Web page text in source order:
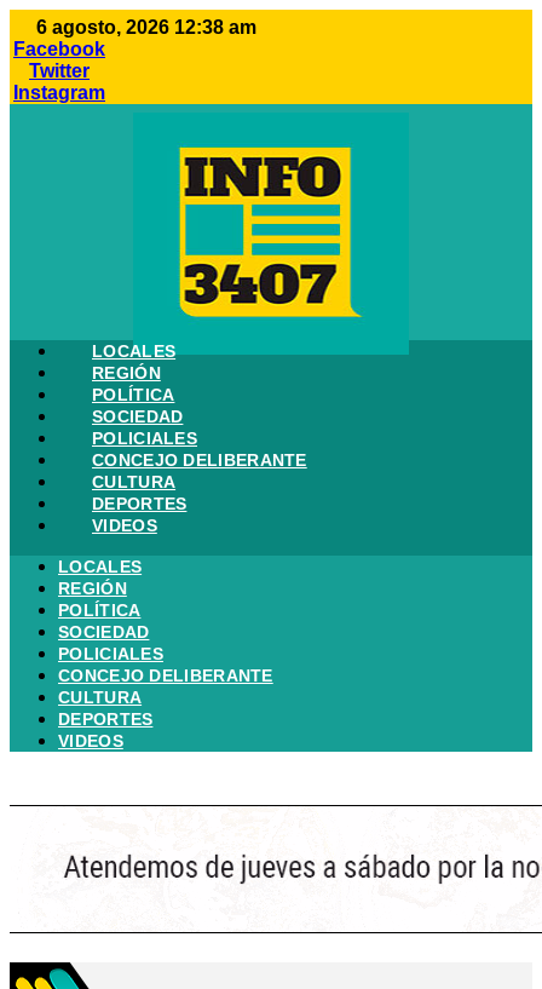
al
contenido
6 agosto, 2026 12:38 am
Facebook
Twitter
Instagram
LOCALES
REGIÓN
POLÍTICA
SOCIEDAD
POLICIALES
CONCEJO DELIBERANTE
CULTURA
DEPORTES
VIDEOS
LOCALES
REGIÓN
POLÍTICA
SOCIEDAD
POLICIALES
CONCEJO DELIBERANTE
CULTURA
DEPORTES
VIDEOS